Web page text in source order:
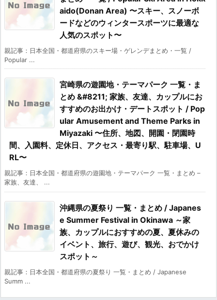
aido(Donan Area) 〜スキー、スノーボ
ードなどのウィンタースポーツに最適な
人気のスポット〜
親記事：日本全国・都道府県のスキー場・ゲレンデまとめ・一覧 /
Popular ...
宮崎県の遊園地・テーマパーク 一覧・ま
とめ &#8211; 家族、友達、カップルにお
すすめのお出かけ・デートスポット / Pop
ular Amusement and Theme Parks in
Miyazaki 〜住所、地図、開園・閉園時
間、入園料、定休日、アクセス・最寄り駅、駐車場、U
RL〜
親記事：日本全国・都道府県の遊園地・テーマパーク 一覧・まとめ –
家族、友達、 ...
沖縄県の夏祭り 一覧・まとめ / Japanes
e Summer Festival in Okinawa ～家
族、カップルにおすすめの夏、夏休みの
イベント、旅行、遊び、観光、おでかけ
スポット～
親記事：日本全国・都道府県の夏祭り 一覧・まとめ / Japanese
Summ ...